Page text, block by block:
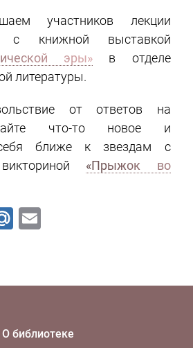
участников лекции
с книжной выставкой
эры» в отделе
литературы.
от ответов на
что-то новое и
себя ближе к звездам с
«Прыжок во
Mail.Ru
О библиотеке